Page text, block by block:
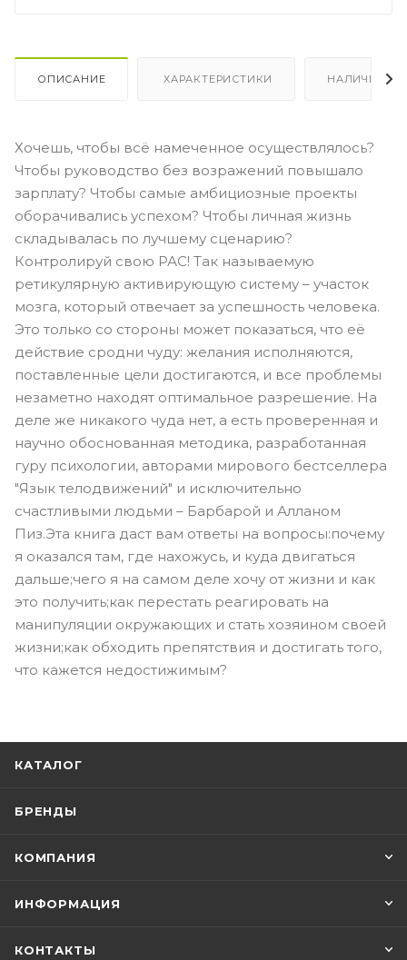
ОПИСАНИЕ ХАРАКТЕРИСТИКИ НАЛИЧИЕ
Хочешь, чтобы всё намеченное осуществлялось?
Чтобы руководство без возражений повышало
зарплату? Чтобы самые амбициозные проекты
оборачивались успехом? Чтобы личная жизнь
складывалась по лучшему сценарию?
Контролируй свою РАС! Так называемую
ретикулярную активирующую систему – участок
мозга, который отвечает за успешность человека.
Это только со стороны может показаться, что её
действие сродни чуду: желания исполняются,
поставленные цели достигаются, и все проблемы
незаметно находят оптимальное разрешение. На
деле же никакого чуда нет, а есть проверенная и
научно обоснованная методика, разработанная
гуру психологии, авторами мирового бестселлера
"Язык телодвижений" и исключительно
счастливыми людьми – Барбарой и Алланом
Пиз.Эта книга даст вам ответы на вопросы:почему
я оказался там, где нахожусь, и куда двигаться
дальше;чего я на самом деле хочу от жизни и как
это получить;как перестать реагировать на
манипуляции окружающих и стать хозяином своей
жизни;как обходить препятствия и достигать того,
что кажется недостижимым?
КАТАЛОГ
БРЕНДЫ
КОМПАНИЯ
ИНФОРМАЦИЯ
КОНТАКТЫ